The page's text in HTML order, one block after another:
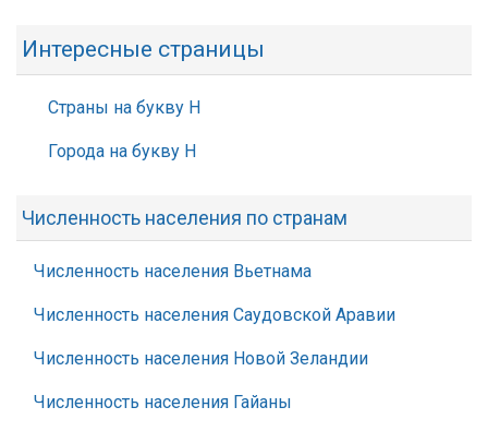
Интересные страницы
Страны на букву Н
Города на букву Н
Численность населения по странам
Численность населения Вьетнама
Численность населения Саудовской Аравии
Численность населения Новой Зеландии
Численность населения Гайаны